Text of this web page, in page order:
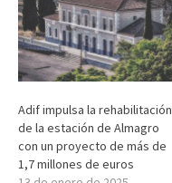
Adif impulsa la rehabilitación
de la estación de Almagro
con un proyecto de más de
1,7 millones de euros